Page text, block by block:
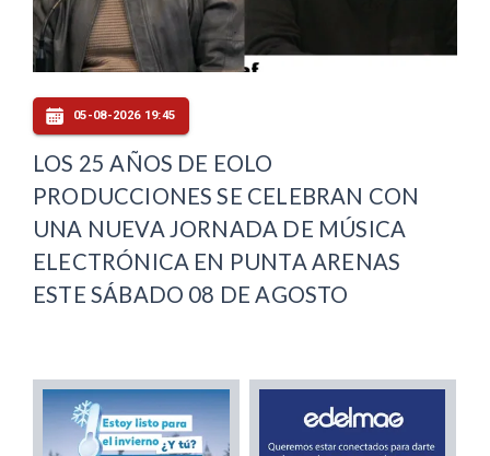
05-08-2026 19:45
LOS 25 AÑOS DE EOLO
PRODUCCIONES SE CELEBRAN CON
UNA NUEVA JORNADA DE MÚSICA
ELECTRÓNICA EN PUNTA ARENAS
ESTE SÁBADO 08 DE AGOSTO